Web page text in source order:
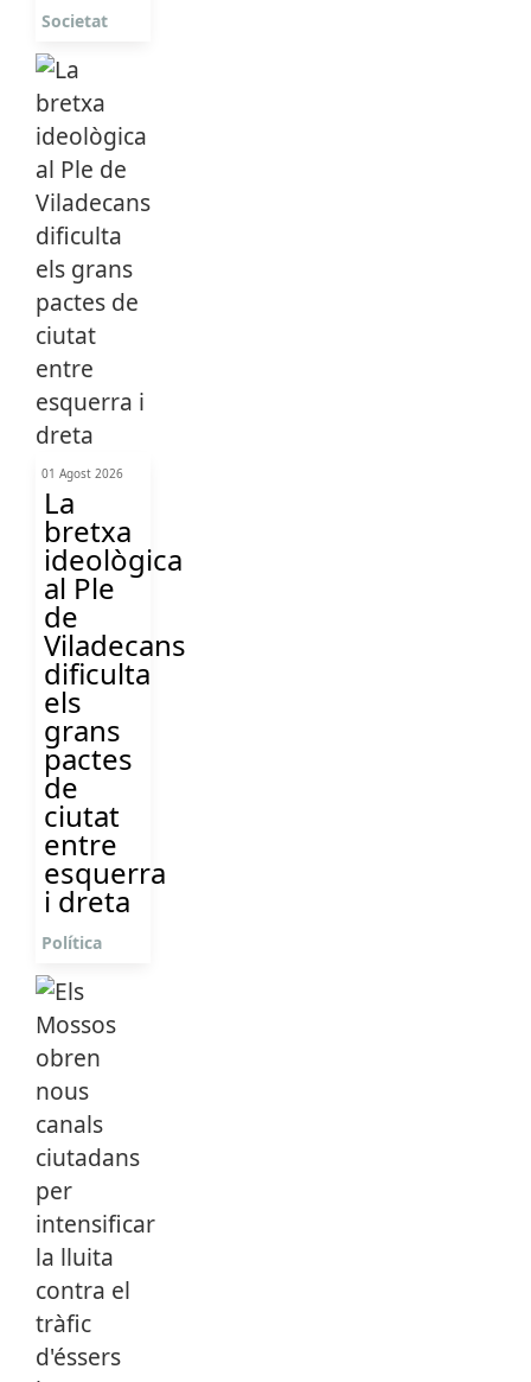
Societat
01 Agost 2026
La
bretxa
ideològica
al Ple
de
Viladecans
dificulta
els
grans
pactes
de
ciutat
entre
esquerra
i dreta
Política